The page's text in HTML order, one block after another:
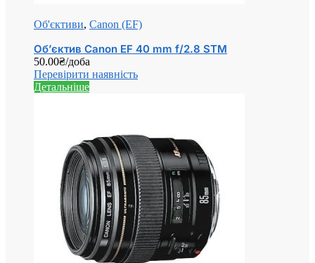
Об'єктиви, Canon (EF)
Об’єктив Canon EF 40 mm f/2.8 STM
50.00₴/доба
Перевірити наявність
Детальніше